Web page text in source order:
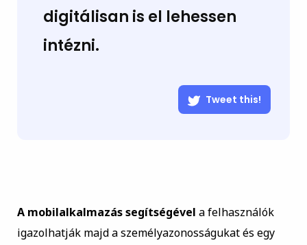
digitálisan is el lehessen
intézni.
Tweet this!
A mobilalkalmazás segítségével a felhasználók
igazolhatják majd a személyazonosságukat és egy